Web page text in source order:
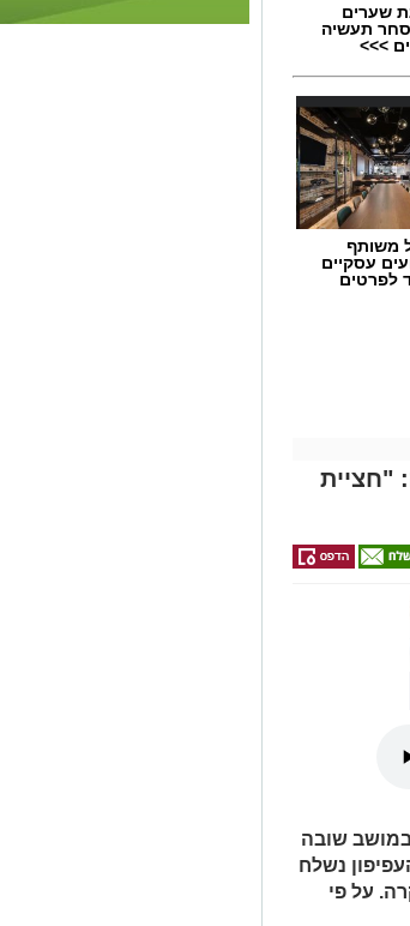
שערים
תעשיה
>>>
משותף
עסקיים
לפרטים
"חציית
שובה
נשלח
על פי